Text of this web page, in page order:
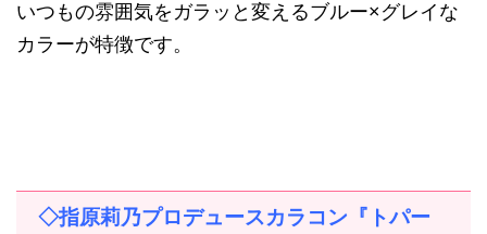
いつもの雰囲気をガラッと変えるブルー× グレイな
カラーが特徴です。
◇指原莉乃プロデュースカラコン『トパー